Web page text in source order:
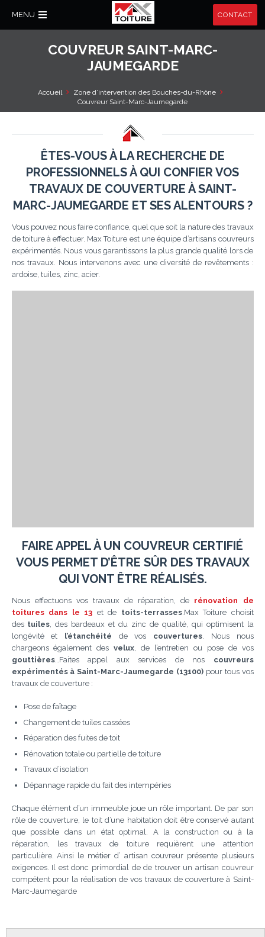
MENU CONTACT
COUVREUR SAINT-MARC-
JAUMEGARDE
Accueil
Zone d’intervention des Bouches-du-Rhône
Couvreur Saint-Marc-Jaumegarde
ÊTES-VOUS À LA RECHERCHE DE
PROFESSIONNELS À QUI CONFIER VOS
TRAVAUX DE COUVERTURE À SAINT-
MARC-JAUMEGARDE ET SES ALENTOURS ?
Vous pouvez nous faire confiance, quel que soit la nature des travaux
de toiture à effectuer. Max Toiture est une équipe d’artisans couvreurs
expérimentés. Nous vous garantissons la plus grande qualité lors de
nos travaux. Nous intervenons avec une diversité de revêtements :
ardoise, tuiles, zinc, acier.
FAIRE APPEL À UN COUVREUR CERTIFIÉ
VOUS PERMET D’ÊTRE SÛR DES TRAVAUX
QUI VONT ÊTRE RÉALISÉS.
Nous effectuons vos travaux de réparation, de rénovation de
toitures dans le 13 et de toits-terrasses.Max Toiture choisit
des tuiles , des bardeaux et du zinc de qualité, qui optimisent la
longévité et l’étanchéité de vos couvertures . Nous nous
chargeons également desvelux , de l’entretien ou pose de vos
gouttières…Faites appel aux services de nos couvreurs
expérimentés à Saint-Marc-Jaumegarde (13100) pour tous vos
travaux de couverture :
Pose de faîtage
Changement de tuiles cassées
Réparation des fuites de toit
Rénovation totale ou partielle de toiture
Travaux d’isolation
Dépannage rapide du fait des intempéries
Chaque élément d’un immeuble joue un rôle important. De par son
rôle de couverture, le toit d’une habitation doit être conservé autant
que possible dans un état optimal. A la construction ou à la
réparation, les travaux de toiture requièrent une attention
particulière. Ainsi le métier d’ artisan couvreur présente plusieurs
exigences. Il est donc primordial de de trouver un artisan couvreur
compétent pour la réalisation de vos travaux de couverture à Saint-
Marc-Jaumegarde